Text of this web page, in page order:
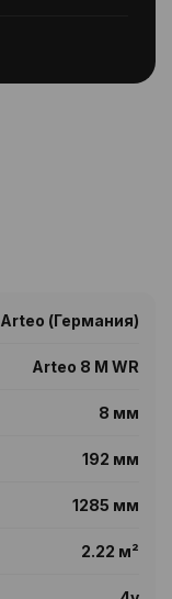
Arteo (Германия)
Arteo 8 M WR
8 мм
192 мм
1285 мм
2.22 м²